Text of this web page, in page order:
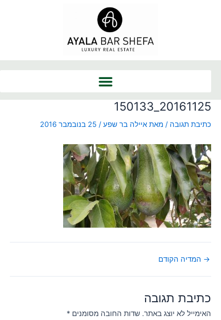
20161125_150133
כתיבת תגובה / מאת איילה בר שפע / 25 בנובמבר 2016
→ המדיה הקודם
כתיבת תגובה
האימייל לא יוצג באתר. שדות החובה מסומנים *